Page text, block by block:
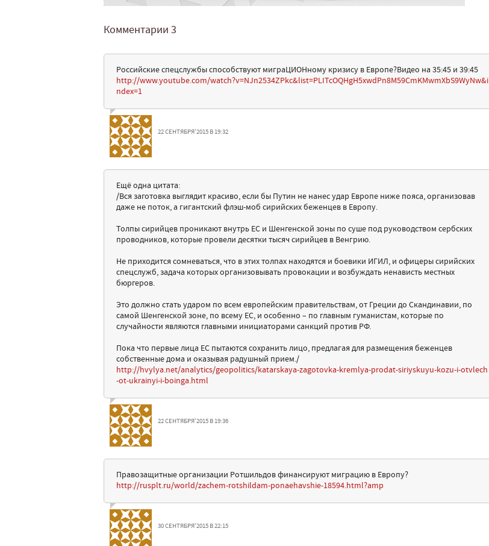
Комментарии 3
Российские спецслужбы способствуют миграЦИОНному кризису в Европе?Видео на 35:45 и 39:45
http://www.youtube.com/watch?v=NJn2534ZPkc&list=PLITcOQHgH5xwdPn8M59CmKMwmXbS9WyNw&i
ndex=1
22 СЕНТЯБРЯ'2015 В 19:32
Ещё одна цитата:
/Вся заготовка выглядит красиво, если бы Путин не нанес удар Европе ниже пояса, организовав
даже не поток, а гигантский флэш-моб сирийских беженцев в Европу.
Толпы сирийцев проникают внутрь ЕС и Шенгенской зоны по суше под руководством сербских
проводников, которые провели десятки тысяч сирийцев в Венгрию.
Не приходится сомневаться, что в этих толпах находятся и боевики ИГИЛ, и офицеры сирийских
спецслужб, задача которых организовывать провокации и возбуждать ненависть местных
бюргеров.
Это должно стать ударом по всем европейским правительствам, от Греции до Скандинавии, по
самой Шенгенской зоне, по всему ЕС, и особенно – по главным гуманистам, которые по
случайности являются главными инициаторами санкций против РФ.
Пока что первые лица ЕС пытаются сохранить лицо, предлагая для размещения беженцев
собственные дома и оказывая радушный прием./
http://hvylya.net/analytics/geopolitics/katarskaya-zagotovka-kremlya-prodat-siriyskuyu-kozu-i-otvlech
-ot-ukrainyi-i-boinga.html
22 СЕНТЯБРЯ'2015 В 19:36
Правозащитные организации Ротшильдов финансируют миграцию в Европу?
http://rusplt.ru/world/zachem-rotshildam-ponaehavshie-18594.html?amp
30 СЕНТЯБРЯ'2015 В 22:15